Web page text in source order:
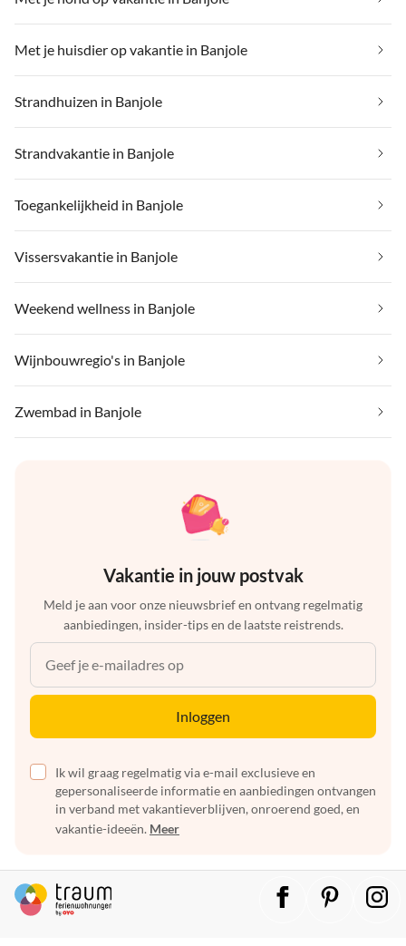
Met je huisdier op vakantie in Banjole
Strandhuizen in Banjole
Strandvakantie in Banjole
Toegankelijkheid in Banjole
Vissersvakantie in Banjole
Weekend wellness in Banjole
Wijnbouwregio's in Banjole
Zwembad in Banjole
Vakantie in jouw postvak
Meld je aan voor onze nieuwsbrief en ontvang regelmatig
aanbiedingen, insider-tips en de laatste reistrends.
Inloggen
Ik wil graag regelmatig via e-mail exclusieve en
gepersonaliseerde informatie en aanbiedingen ontvangen
in verband met vakantieverblijven, onroerend goed, en
vakantie-ideeën. Meer